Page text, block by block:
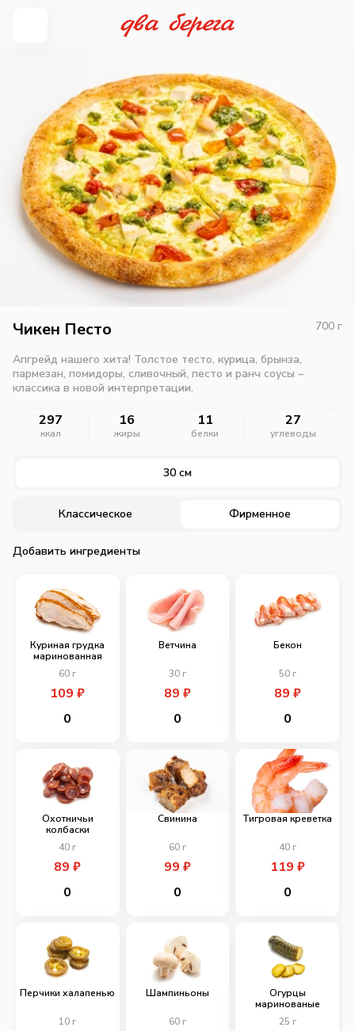
Чикен Песто 700 г
Апгрейд нашего хита! Толстое тесто, курица, брынза,
пармезан, помидоры, сливочный, песто и ранч соусы –
классика в новой интерпретации.
297
ккал
16
жиры
11
белки
27
углеводы
30 см
Классическое Фирменное
Добавить ингредиенты
Куриная грудка
маринованная
60 г
109₽
0
Ветчина
30г
89 ₽
0
Бекон
50г
89 ₽
0
Охотничьи
колбаски
40 г
89₽
0
Свинина
60г
99 ₽
0
Тигровая креветка
40г
119 ₽
0
Перчики халапенью
10 г
Шампиньоны
60г
Огурцы
маринованые
25 г